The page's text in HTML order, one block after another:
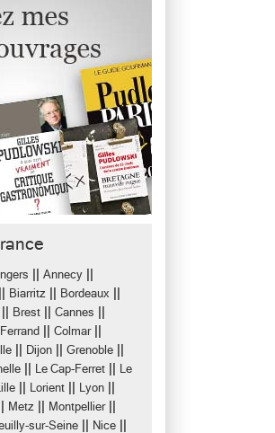
Annecy
Biarritz Bordeaux
Brest Cannes
Colmar||
Dijon Grenoble
Le Cap-Ferret
Le
Lorient Lyon
Metz Montpellier||
sur-Seine Nice